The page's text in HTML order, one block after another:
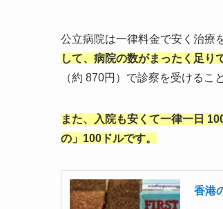
公立病院は一律料金で安く治療
して、病院の数がまったく足り
（約 870円）で診察を受けるこ
また、入院も安くて一律一日
の」100ドルです。
香港